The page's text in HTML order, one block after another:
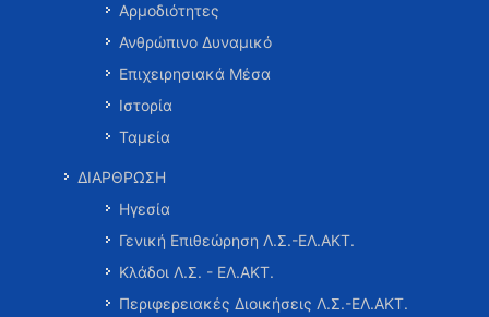
Αρμοδιότητες
Ανθρώπινο Δυναμικό
Επιχειρησιακά Μέσα
Ιστορία
Ταμεία
ΔΙΑΡΘΡΩΣΗ
Ηγεσία
Γενική Επιθεώρηση Λ.Σ.-ΕΛ.ΑΚΤ.
Κλάδοι Λ.Σ. - ΕΛ.ΑΚΤ.
Περιφερειακές Διοικήσεις Λ.Σ.-ΕΛ.ΑΚΤ.